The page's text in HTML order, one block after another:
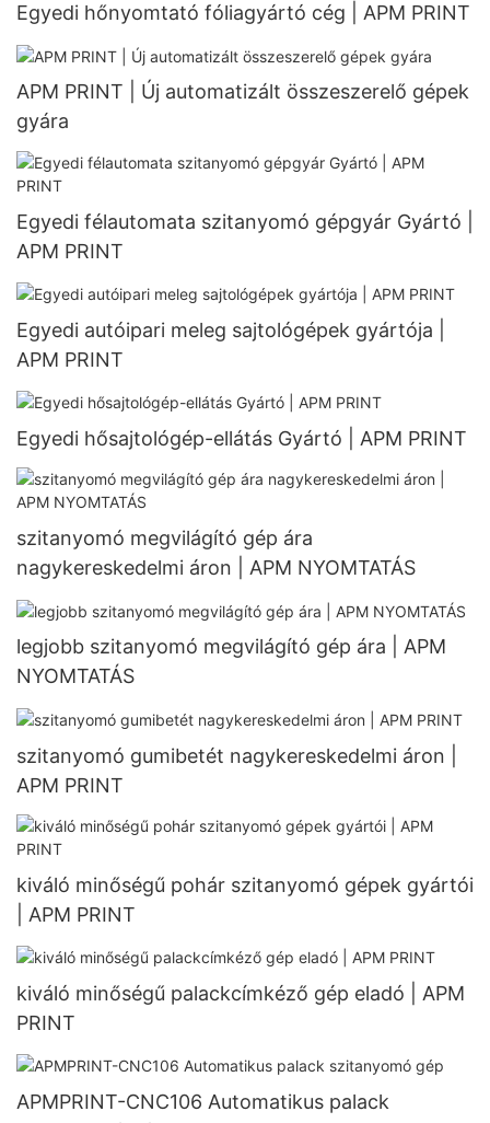
Egyedi hőnyomtató fóliagyártó cég | APM PRINT
APM PRINT | Új automatizált összeszerelő gépek
gyára
Egyedi félautomata szitanyomó gépgyár Gyártó |
APM PRINT
Egyedi autóipari meleg sajtológépek gyártója |
APM PRINT
Egyedi hősajtológép-ellátás Gyártó | APM PRINT
szitanyomó megvilágító gép ára
nagykereskedelmi áron | APM NYOMTATÁS
legjobb szitanyomó megvilágító gép ára | APM
NYOMTATÁS
szitanyomó gumibetét nagykereskedelmi áron |
APM PRINT
kiváló minőségű pohár szitanyomó gépek gyártói
| APM PRINT
kiváló minőségű palackcímkéző gép eladó | APM
PRINT
APMPRINT-CNC106 Automatikus palack